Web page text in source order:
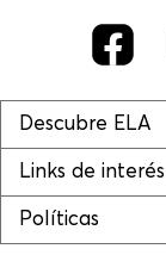
Descubre ELA
Links de interés
Políticas